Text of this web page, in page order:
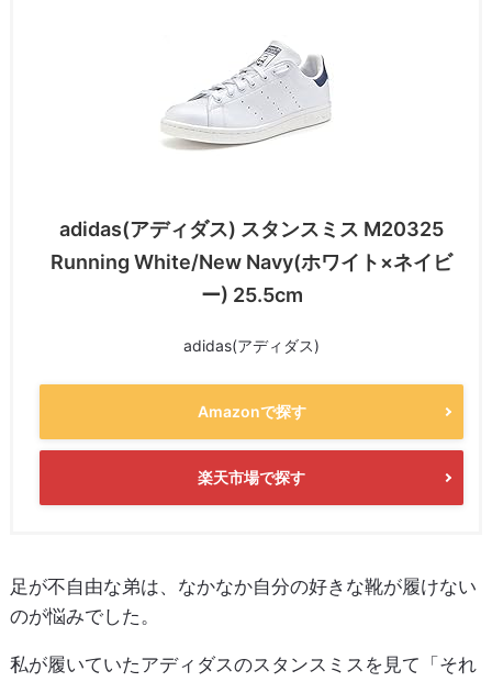
adidas(アディダス) スタンスミス M20325
Running White/New Navy(ホワイト×ネイビ
ー) 25.5cm
adidas(アディダス)
Amazonで探す
楽天市場で探す
足が不自由な弟は、なかなか自分の好きな靴が履けない
のが悩みでした。
私が履いていたアディダスのスタンスミスを見て「それ